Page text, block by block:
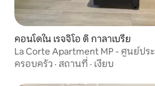
คอนโดใน เรจจิโอ ดิ กาลาเบรีย
La Corte Apartment MP - ศูนย์ปร
ครอบครัว · สถานที่ · เงียบ